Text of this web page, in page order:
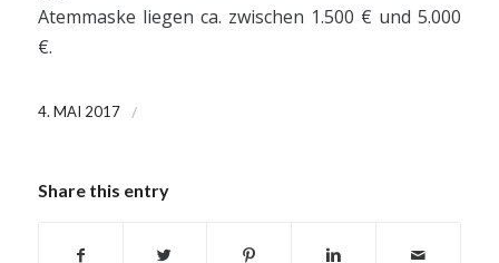
Atemmaske liegen ca. zwischen 1.500 € und 5.000
€.
4. MAI 2017 /
Share this entry